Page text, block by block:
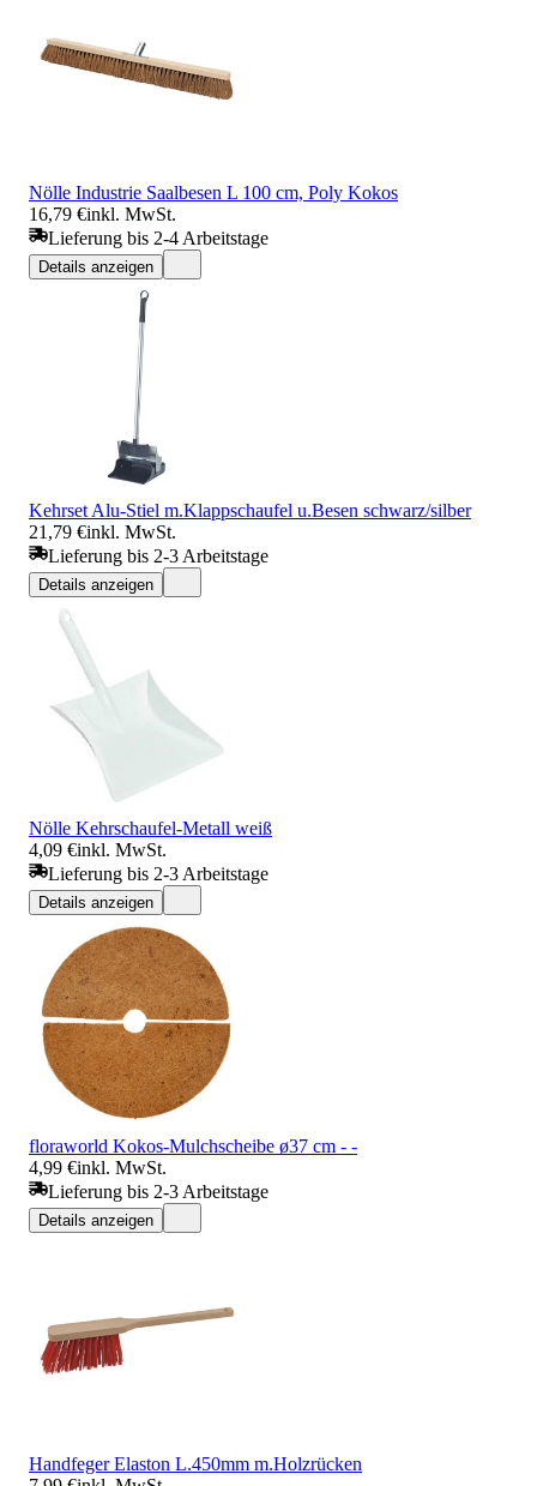
Nölle Industrie Saalbesen L 100 cm, Poly Kokos
16,79 €inkl. MwSt.
Lieferung bis 2-4 Arbeitstage
Details anzeigen
Kehrset Alu-Stiel m.Klappschaufel u.Besen schwarz/silber
21,79 €inkl. MwSt.
Lieferung bis 2-3 Arbeitstage
Details anzeigen
Nölle Kehrschaufel-Metall weiß
4,09 €inkl. MwSt.
Lieferung bis 2-3 Arbeitstage
Details anzeigen
floraworld Kokos-Mulchscheibe ø37 cm - -
4,99 €inkl. MwSt.
Lieferung bis 2-3 Arbeitstage
Details anzeigen
Handfeger Elaston L.450mm m.Holzrücken